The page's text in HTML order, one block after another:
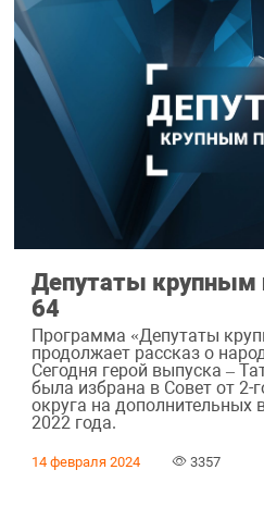
Депутаты крупным
64
Программа «Депутаты
продолжает рассказ о
Сегодня герой выпуска –
была избрана в Совет от 2-
округа на дополнительных
2022 года.
14 февраля 2024 3357